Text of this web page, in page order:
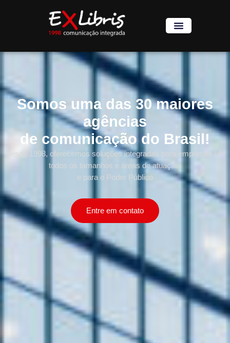
Somos uma das 30 maiores
agências
de comunicação do Brasil!
Desde 1998, oferecemos soluções integradas para empresas (de
todos os tamanhos e áreas de atuação)
e para o Poder Público
Entre em contato